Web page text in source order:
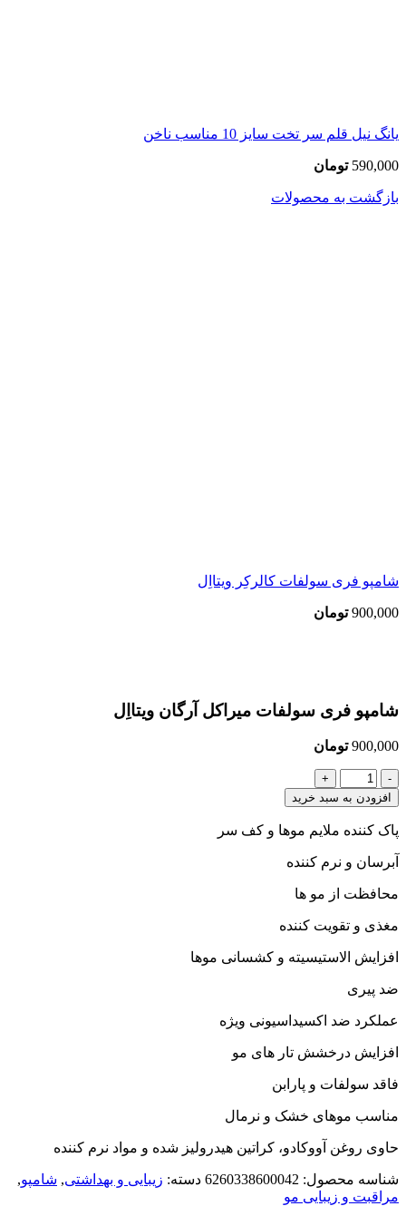
یانگ نیل قلم سر تخت سایز 10 مناسب ناخن
590,000 تومان
بازگشت به محصولات
شامپو فری سولفات کالرکِر ویتااِل
900,000 تومان
شامپو فری سولفات میراکل آرگان ویتااِل
900,000 تومان
شامپو
فری
سولفات
میراکل
ویتااِل
افزودن به سبد خرید
پاک کننده ملایم موها و کف سر
آبرسان و نرم کننده
محافظت از مو ها
مغذی و تقویت کننده
افزایش الاستیسیته و کشسانی موها
ضد پیری
عملکرد ضد اکسیداسیونی ویژه
افزایش درخشش تار های مو
فاقد سولفات و پارابن
مناسب موهای خشک و نرمال
حاوی روغن آووکادو، کراتین هیدرولیز شده و مواد نرم کننده
شناسه محصول: 6260338600042 دسته: زیبایی و بهداشتی, شامپو,
مراقبت و زیبایی مو